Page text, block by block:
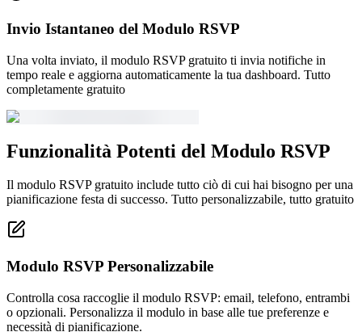
Invio Istantaneo del Modulo RSVP
Una volta inviato, il modulo RSVP gratuito ti invia notifiche in
tempo reale e aggiorna automaticamente la tua dashboard. Tutto
completamente gratuito
Funzionalità Potenti del Modulo RSVP
Il modulo RSVP gratuito include tutto ciò di cui hai bisogno per una
pianificazione festa di successo. Tutto personalizzabile, tutto gratuito
Modulo RSVP Personalizzabile
Controlla cosa raccoglie il modulo RSVP: email, telefono, entrambi
o opzionali. Personalizza il modulo in base alle tue preferenze e
necessità di pianificazione.